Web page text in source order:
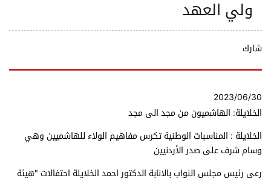
ولي العهد
شارك
2023/06/30
الخلايلة: الهاشميون من مجد الى مجد
الخلايلة : المناسبات الوطنية تكرس مفاهيم الولاء للهاشميين وهي
وسام شرف على صدر الأردنيين
رعى رئيس مجلس النواب بالانابة الدكتور احمد الخلايلة احتفالات "هيئة